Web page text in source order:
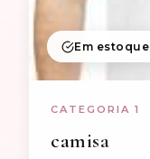
Em estoque
CATEGORIA 1
camisa